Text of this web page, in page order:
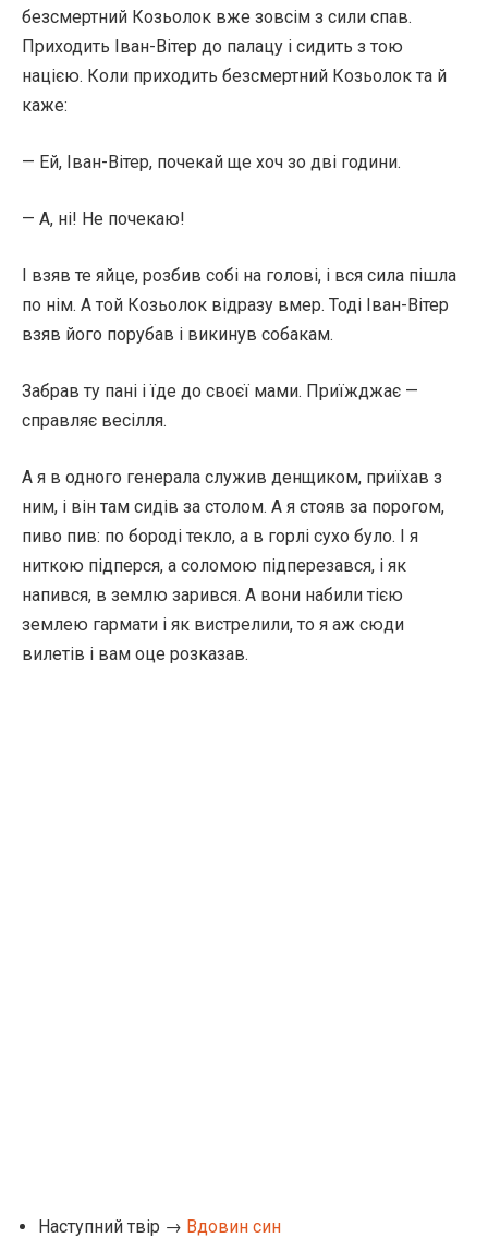
безсмертний Козьолок вже зовсім з сили спав.
Приходить Іван-Вітер до палацу і сидить з тою
нацією. Коли приходить безсмертний Козьолок та й
каже:
— Ей, Іван-Вітер, почекай ще хоч зо дві години.
— А, ні! Не почекаю!
І взяв те яйце, розбив собі на голові, і вся сила пішла
по нім. А той Козьолок відразу вмер. Тоді Іван-Вітер
взяв його порубав і викинув собакам.
Забрав ту пані і їде до своєї мами. Приїжджає —
справляє весілля.
А я в одного генерала служив денщиком, приїхав з
ним, і він там сидів за столом. А я стояв за порогом,
пиво пив: по бороді текло, а в горлі сухо було. І я
ниткою підперся, а соломою підперезався, і як
напився, в землю зарився. А вони набили тією
землею гармати і як вистрелили, то я аж сюди
вилетів і вам оце розказав.
Наступний твір → Вдовин син